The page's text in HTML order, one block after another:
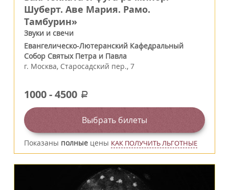
Шуберт. Аве Мария. Рамо.
Тамбурин»
Звуки и свечи
Евангелическо-Лютеранский Кафедральный
Собор Святых Петра и Павла
г. Москва, Старосадский пер., 7
1000-4500 a
Выбрать билеты
Показаны полные цены КАК ПОЛУЧИТЬ ЛЬГОТНЫЕ